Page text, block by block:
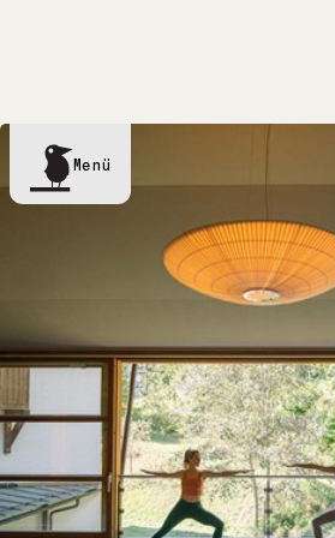
Menü